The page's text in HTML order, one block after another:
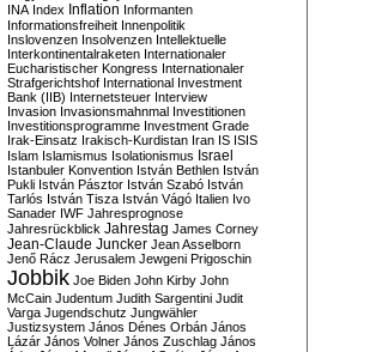
INA Index Inflation Informanten
Informationsfreiheit Innenpolitik
Inslovenzen Insolvenzen Intellektuelle
Interkontinentalraketen Internationaler
Eucharistischer Kongress Internationaler
Strafgerichtshof International Investment
Bank (IIB) Internetsteuer Interview
Invasion Invasionsmahnmal Investitionen
Investitionsprogramme Investment Grade
Irak-Einsatz Irakisch-Kurdistan Iran IS ISIS
Islam Islamismus Isolationismus Israel
Istanbuler Konvention István Bethlen István
Pukli István Pásztor István Szabó István
Tarlós István Tisza István Vágó Italien Ivo
Sanader IWF Jahresprognose
Jahresrückblick Jahrestag James Corney
Jean-Claude Juncker Jean Asselborn
Jenő Rácz Jerusalem Jewgeni Prigoschin
Jobbik Joe Biden John Kirby John
McCain Judentum Judith Sargentini Judit
Varga Jugendschutz Jungwähler
Justizsystem János Dénes Orbán János
Lázár János Volner János Zuschlag János